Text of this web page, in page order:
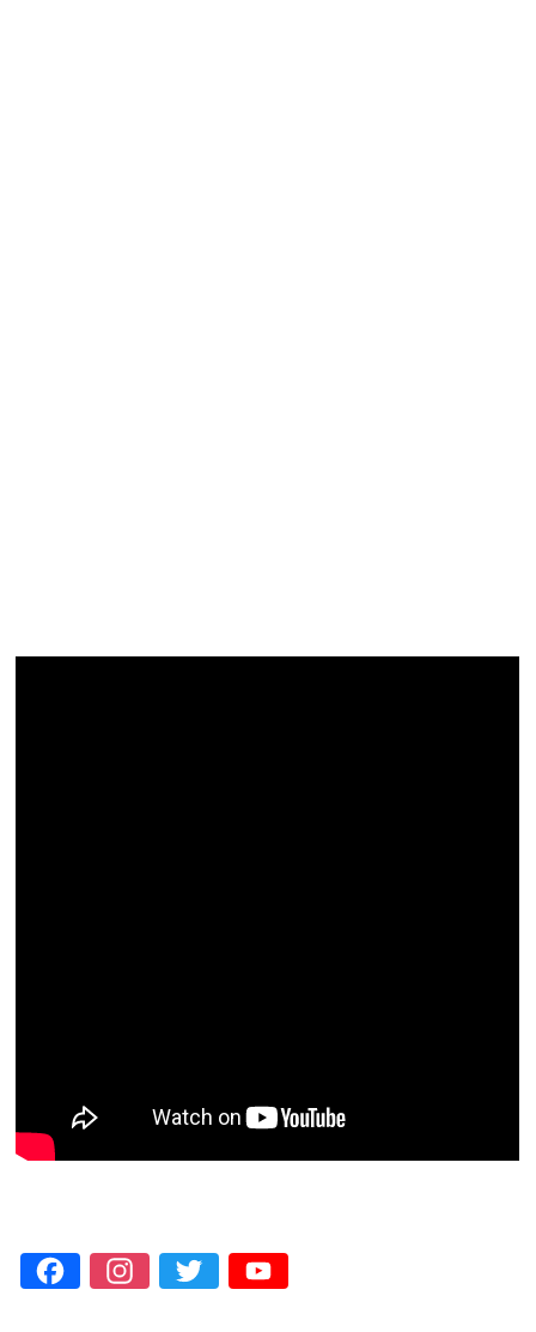
Facebook
Instagram
Twitter